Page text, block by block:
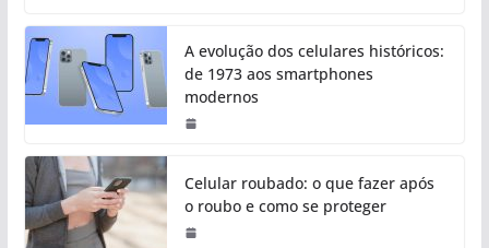
A evolução dos celulares históricos:
de 1973 aos smartphones
modernos
Celular roubado: o que fazer após
o roubo e como se proteger